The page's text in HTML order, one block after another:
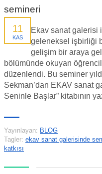
semineri
11
KAS
Ekav sanat galerisi
geleneksel işbirliği
gelişim bir araya
bölümünde okuyan
düzenlendi. Bu seminer
Sekman’dan EKAV sanat
Seninle Başlar” kitabının
Yayınlayan: BLOG
Tagler: ekav sanat galerisinde
katkısı